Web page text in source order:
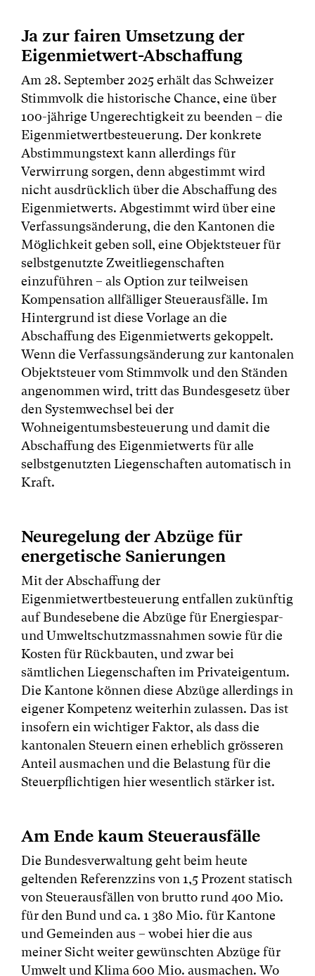
Ja zur fairen Umsetzung der
Eigenmietwert-Abschaffung
Am 28. September 2025 erhält das Schweizer
Stimmvolk die historische Chance, eine über
100-jährige Ungerechtigkeit zu beenden – die
Eigenmietwertbesteuerung. Der konkrete
Abstimmungstext kann allerdings für
Verwirrung sorgen, denn abgestimmt wird
nicht ausdrücklich über die Abschaffung des
Eigenmietwerts. Abgestimmt wird über eine
Verfassungsänderung, die den Kantonen die
Möglichkeit geben soll, eine Objektsteuer für
selbstgenutzte Zweitliegenschaften
einzuführen – als Option zur teilweisen
Kompensation allfälliger Steuerausfälle. Im
Hintergrund ist diese Vorlage an die
Abschaffung des Eigenmietwerts gekoppelt.
Wenn die Verfassungsänderung zur kantonalen
Objektsteuer vom Stimmvolk und den Ständen
angenommen wird, tritt das Bundesgesetz über
den Systemwechsel bei der
Wohneigentumsbesteuerung und damit die
Abschaffung des Eigenmietwerts für alle
selbstgenutzten Liegenschaften automatisch in
Kraft.
Neuregelung der Abzüge für
energetische Sanierungen
Mit der Abschaffung der
Eigenmietwertbesteuerung entfallen zukünftig
auf Bundesebene die Abzüge für Energiespar-
und Umweltschutzmassnahmen sowie für die
Kosten für Rückbauten, und zwar bei
sämtlichen Liegenschaften im Privateigentum.
Die Kantone können diese Abzüge allerdings in
eigener Kompetenz weiterhin zulassen. Das ist
insofern ein wichtiger Faktor, als dass die
kantonalen Steuern einen erheblich grösseren
Anteil ausmachen und die Belastung für die
Steuerpflichtigen hier wesentlich stärker ist.
Am Ende kaum Steuerausfälle
Die Bundesverwaltung geht beim heute
geltenden Referenzzins von 1,5 Prozent statisch
von Steuerausfällen von brutto rund 400 Mio.
für den Bund und ca. 1 380 Mio. für Kantone
und Gemeinden aus – wobei hier die aus
meiner Sicht weiter gewünschten Abzüge für
Umwelt und Klima 600 Mio. ausmachen. Wo